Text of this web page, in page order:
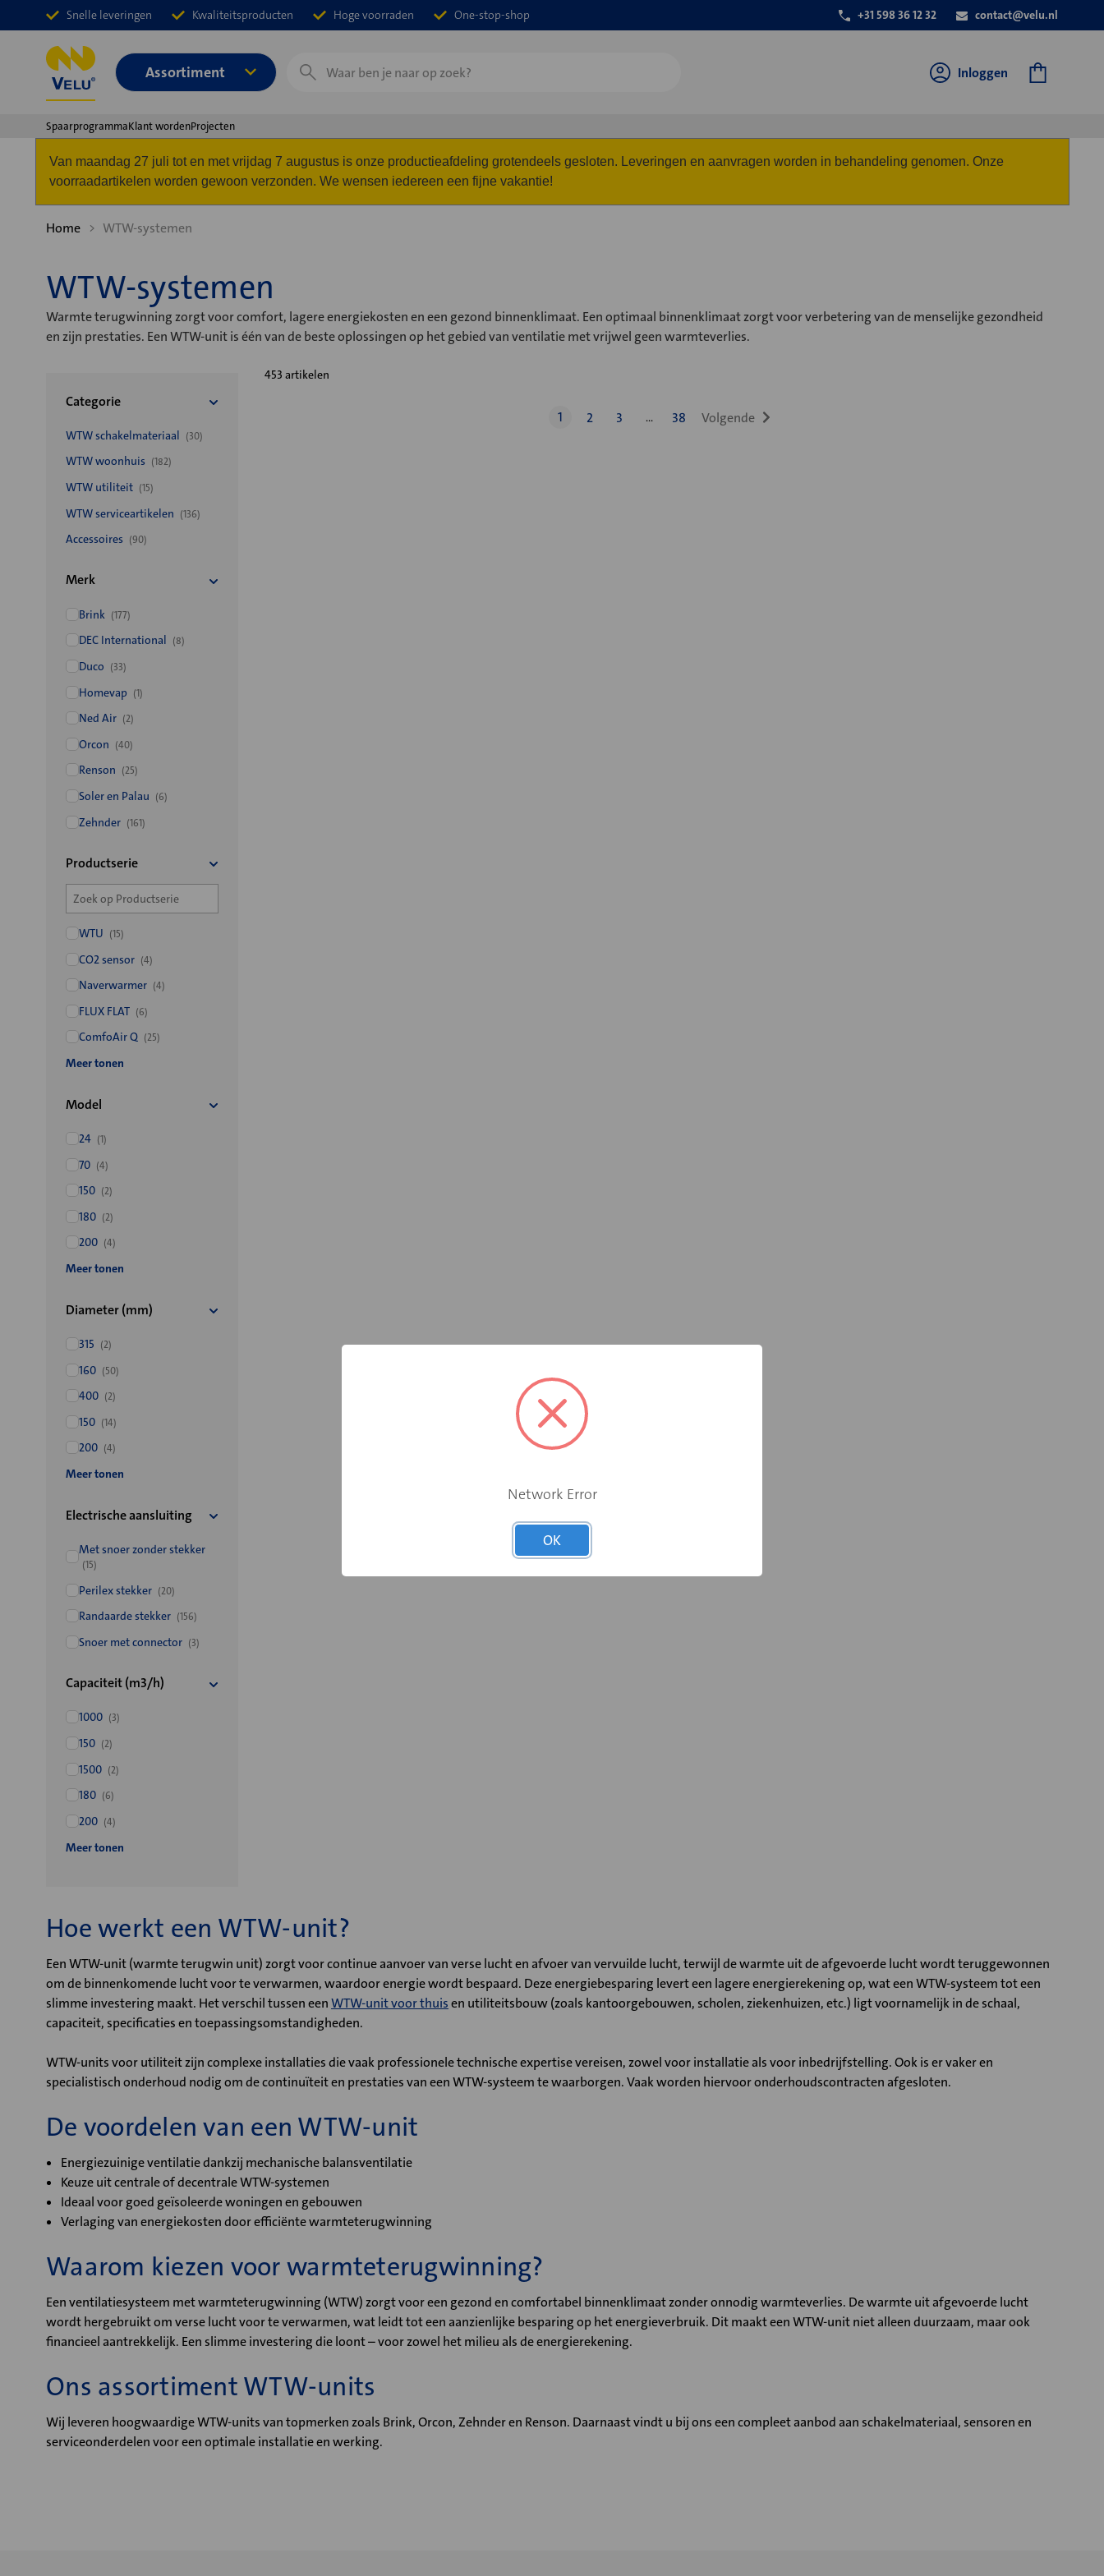
Snelle leveringen Kwaliteitsproducten Hoge voorraden One-stop-shop +31 598 36 12 32 contact@velu.nl
Assortiment
Zoeken
Inloggen
SpaarprogrammaKlant wordenProjecten
Van maandag 27 juli tot en met vrijdag 7 augustus is onze productieafdeling grotendeels gesloten. Leveringen en aanvragen worden in behandeling genomen. Onze
voorraadartikelen worden gewoon verzonden. We wensen iedereen een fijne vakantie!
Home WTW-systemen
WTW-systemen
Warmte terugwinning zorgt voor comfort, lagere energiekosten en een gezond binnenklimaat. Een optimaal binnenklimaat zorgt voor verbetering van de menselijke gezondheid
en zijn prestaties. Een WTW-unit is één van de beste oplossingen op het gebied van ventilatie met vrijwel geen warmteverlies.
Categorie
WTW schakelmateriaal (30)
WTW woonhuis (182)
WTW utiliteit (15)
WTW serviceartikelen (136)
Accessoires (90)
Merk
Brink (177)
DEC International (8)
Duco (33)
Homevap (1)
Ned Air (2)
Orcon (40)
Renson (25)
Soler en Palau (6)
Zehnder (161)
Productserie
WTU (15)
CO2 sensor (4)
Naverwarmer (4)
FLUX FLAT (6)
ComfoAir Q (25)
Meer tonen
Model
24 (1)
70 (4)
150 (2)
180 (2)
200 (4)
Meer tonen
Diameter (mm)
315 (2)
160 (50)
400 (2)
150 (14)
200 (4)
Meer tonen
Electrische aansluiting
Met snoer zonder stekker
(15)
Perilex stekker (20)
Randaarde stekker (156)
Snoer met connector (3)
Capaciteit (m3/h)
1000 (3)
150 (2)
1500 (2)
180 (6)
200 (4)
Meer tonen
453 artikelen
1 2 3 … 38
Hoe werkt een WTW-unit?
Een WTW-unit (warmte terugwin unit) zorgt voor continue aanvoer van verse lucht en afvoer van vervuilde lucht, terwijl de warmte uit de afgevoerde lucht wordt teruggewonnen
om de binnenkomende lucht voor te verwarmen, waardoor energie wordt bespaard. Deze energiebesparing levert een lagere energierekening op, wat een WTW-systeem tot een
slimme investering maakt. Het verschil tussen eenWTW-unit voor thuisen utiliteitsbouw (zoals kantoorgebouwen, scholen, ziekenhuizen, etc.) ligt voornamelijk in de schaal,
capaciteit, specificaties en toepassingsomstandigheden.
WTW-units voor utiliteit zijn complexe installaties die vaak professionele technische expertise vereisen, zowel voor installatie als voor inbedrijfstelling. Ook is er vaker en
specialistisch onderhoud nodig om de continuïteit en prestaties van een WTW-systeem te waarborgen. Vaak worden hiervoor onderhoudscontracten afgesloten.
De voordelen van een WTW-unit
Energiezuinige ventilatie dankzij mechanische balansventilatie
Keuze uit centrale of decentrale WTW-systemen
Ideaal voor goed geïsoleerde woningen en gebouwen
Verlaging van energiekosten door efficiënte warmteterugwinning
Waarom kiezen voor warmteterugwinning?
Een ventilatiesysteem met warmteterugwinning (WTW) zorgt voor een gezond en comfortabel binnenklimaat zonder onnodig warmteverlies. De warmte uit afgevoerde lucht
wordt hergebruikt om verse lucht voor te verwarmen, wat leidt tot een aanzienlijke besparing op het energieverbruik. Dit maakt een WTW-unit niet alleen duurzaam, maar ook
financieel aantrekkelijk. Een slimme investering die loont – voor zowel het milieu als de energierekening.
Ons assortiment WTW-units
Wij leveren hoogwaardige WTW-units van topmerken zoals Brink, Orcon, Zehnder en Renson. Daarnaast vindt u bij ons een compleet aanbod aan schakelmateriaal, sensoren en
serviceonderdelen voor een optimale installatie en werking.
Network Error
OK